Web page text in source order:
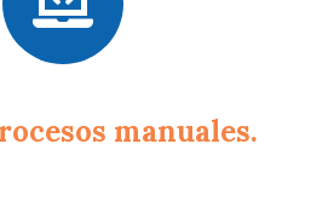
manuales.